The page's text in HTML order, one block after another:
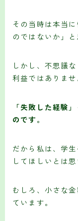
その当時は本当
のではないか」
しかし、不思議
利益ではありませ
「失敗した経験
のです。
だから私は、学
してほしいとは思
むしろ、小さな
ています。